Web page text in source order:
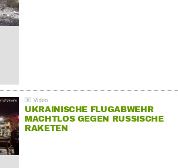
UKRAINISCHE FLUGABWEHR
MACHTLOS GEGEN RUSSISCHE
RAKETEN